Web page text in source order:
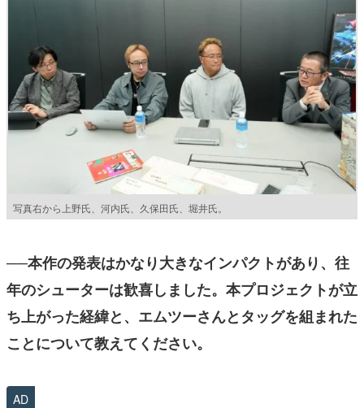
写真右から上野氏、河内氏、久保田氏、堀井氏。
──本作の発表はかなり大きなインパクトがあり、往
年のシューターは歓喜しました。本プロジェクトが立
ち上がった経緯と、エムツーさんとタッグを組まれた
ことについて教えてください。
AD